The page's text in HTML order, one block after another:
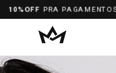
PRA PAGAMENTOS NO PIX